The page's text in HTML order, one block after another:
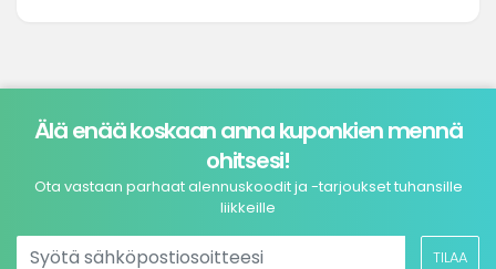
Älä enää koskaan anna kuponkien mennä
ohitsesi!
Ota vastaan parhaat alennuskoodit ja -tarjoukset tuhansille
liikkeille
TILAA